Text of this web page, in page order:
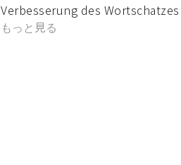
Verbesserung des
もっと見る